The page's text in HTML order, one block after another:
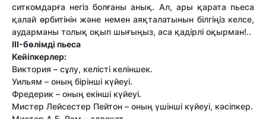
ситкомдарға негіз болғаны анық. Ал, ары қарата пьеса
қалай өрбитінін және немен аяқталатынын білгіңіз келсе,
аударманы толық оқып шығыңыз, аса қадірлі оқырман!..
III-бөлімді пьеса
Кейіпкерлер:
Виктория – сұлу, келісті келіншек.
Уильям – оның бірінші күйеуі.
Фредерик – оның екінші күйеуі.
Мистер Лейсестер Пейтон – оның үшінші күйеуі, кәсіпкер.